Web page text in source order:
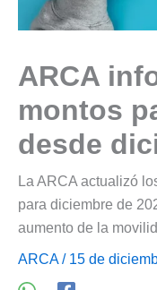
ARCA
montos
desde
La ARCA actualizó
para diciembre de
aumento de la
ARCA/ 15 de